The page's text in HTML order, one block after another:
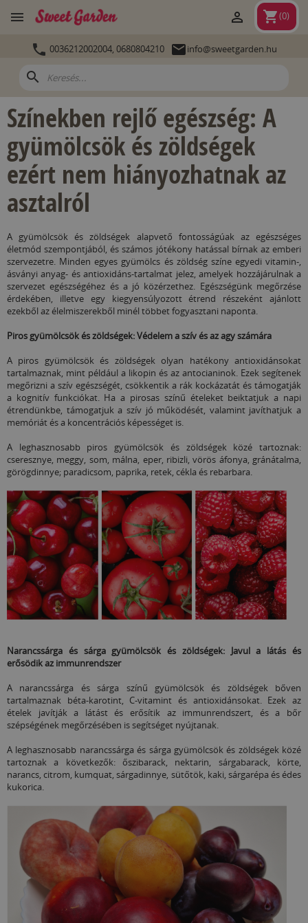
 shopping_cart(0)

 0036212002004, 0680804210 info@sweetgarden.hu
search
Színekben rejlő egészség: A
gyümölcsök és zöldségek
ezért nem hiányozhatnak az
asztalról
A gyümölcsök és zöldségek alapvető fontosságúak az egészséges
életmód szempontjából, és számos jótékony hatással bírnak az emberi
szervezetre. Minden egyes gyümölcs és zöldség színe egyedi vitamin-,
ásványi anyag- és antioxidáns-tartalmat jelez, amelyek hozzájárulnak a
szervezet egészségéhez és a jó közérzethez. Egészségünk megőrzése
érdekében, illetve egy kiegyensúlyozott étrend részeként ajánlott
ezekből az élelmiszerekből minél többet fogyasztani naponta.
Piros gyümölcsök és zöldségek: Védelem a szív és az agy számára
A piros gyümölcsök és zöldségek olyan hatékony antioxidánsokat
tartalmaznak, mint például a likopin és az antocianinok. Ezek segítenek
megőrizni a szív egészségét, csökkentik a rák kockázatát és támogatják
a kognitív funkciókat. Ha a pirosas színű ételeket beiktatjuk a napi
étrendünkbe, támogatjuk a szív jó működését, valamint javíthatjuk a
memóriát és a koncentrációs képességet is.
A leghasznosabb piros gyümölcsök és zöldségek közé tartoznak:
cseresznye, meggy, som, málna, eper, ribizli, vörös áfonya, gránátalma,
görögdinnye; paradicsom, paprika, retek, cékla és rebarbara.
Narancssárga és sárga gyümölcsök és zöldségek: Javul a látás és
erősödik az immunrendszer
A narancssárga és sárga színű gyümölcsök és zöldségek bőven
tartalmaznak béta-karotint, C-vitamint és antioxidánsokat. Ezek az
ételek javítják a látást és erősítik az immunrendszert, és a bőr
szépségének megőrzésében is segítséget nyújtanak.
A leghasznosabb narancssárga és sárga gyümölcsök és zöldségek közé
tartoznak a következők: őszibarack, nektarin, sárgabarack, körte,
narancs, citrom, kumquat, sárgadinnye, sütőtök, kaki, sárgarépa és édes
kukorica.